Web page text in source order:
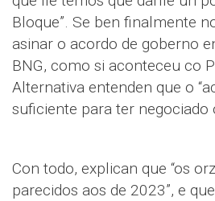
Bloque”. Se ben finalmente
asinar o acordo de goberno
BNG, como si aconteceu co
Alternativa entenden que o
suficiente para ter negociado
Con todo, explican que “os
parecidos aos de 2023”, e